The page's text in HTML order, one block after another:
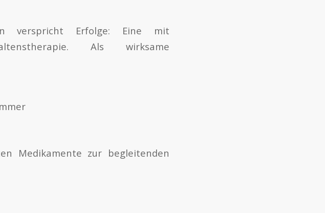
verspricht Erfolge: Eine mit
Als wirksame
Medikamente zur begleitenden